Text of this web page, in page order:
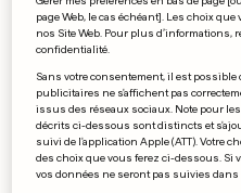
Les
0
page Web, le cas échéant]. Les choix
nos Site Web. Pour plus d’informations,
confidentialité.
Sans votre consentement, il est
publicitaires ne s'affichent pas
issus des réseaux sociaux. Note pour
décrits ci-dessous sont distincts et
suivi de l'application Apple (ATT). Votre
des choix que vous ferez ci-dessous. Si
vos données ne seront pas suivies